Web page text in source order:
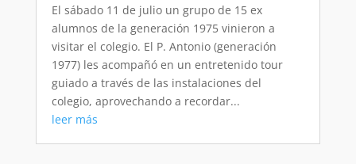
El sábado 11 de julio un grupo de 15 ex
alumnos de la generación 1975 vinieron a
visitar el colegio. El P. Antonio (generación
1977) les acompañó en un entretenido tour
guiado a través de las instalaciones del
colegio, aprovechando a recordar...
leer más